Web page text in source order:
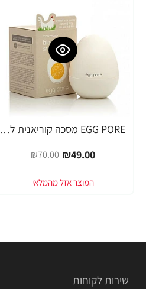
-30%
EGG PORE מסכה קוריאנית לניקוי ראשים שחורים 30 גרם - מבית Tony Moly
₪49.00
₪70.00
שירות לקוחות